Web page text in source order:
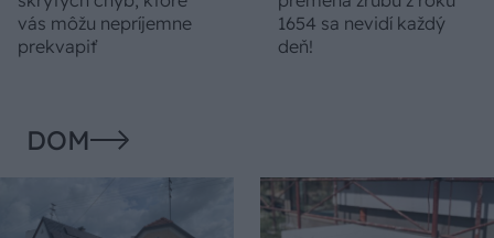
vás môžu nepríjemne
prekvapiť
1654 sa nevidí každý
deň!
DOM